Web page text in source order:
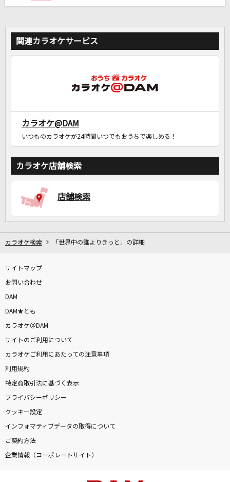
関連カラオケサービス
カラオケ@DAM
いつものカラオケが24時間いつでもおうちで楽しめる！
カラオケ店舗検索
店舗検索
カラオケ検索 「世界中の誰よりきっと」の詳細
サイトマップ
お問い合わせ
DAM
DAM★とも
カラオケ＠DAM
サイトのご利用について
カラオケご利用にあたっての注意事項
利用規約
特定商取引法に基づく表示
プライバシーポリシー
クッキー設定
インフォマティブデータの取得について
ご契約方法
企業情報（コーポレートサイト）